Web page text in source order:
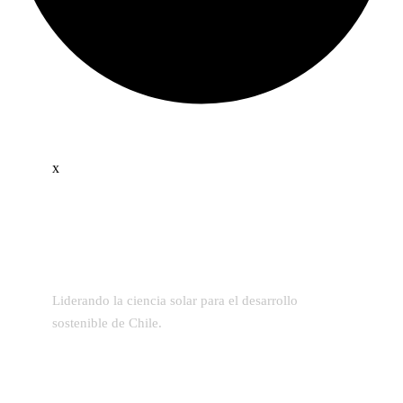
x
Liderando la ciencia solar para el desarrollo
sostenible de Chile.